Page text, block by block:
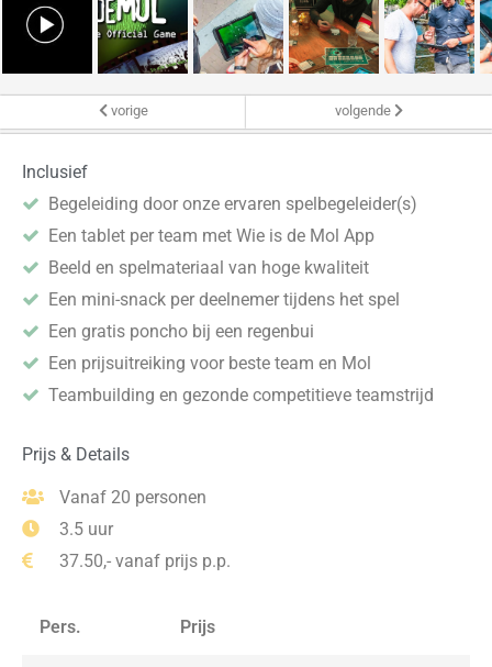
vorige volgende
Inclusief
Begeleiding door onze ervaren spelbegeleider(s)
Een tablet per team met Wie is de Mol App
Beeld en spelmateriaal van hoge kwaliteit
Een mini-snack per deelnemer tijdens het spel
Een gratis poncho bij een regenbui
Een prijsuitreiking voor beste team en Mol
Teambuilding en gezonde competitieve teamstrijd
Prijs & Details
Vanaf 20 personen
3.5 uur
37.50,- vanaf prijs p.p.
Pers. Prijs